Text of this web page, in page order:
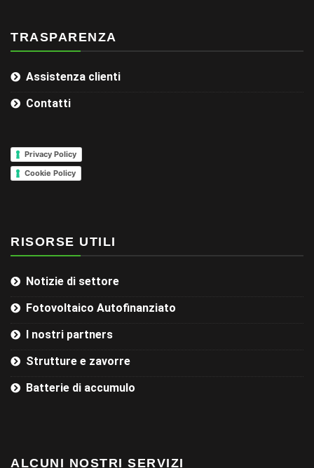
TRASPARENZA
Assistenza clienti
Contatti
Privacy Policy
Cookie Policy
RISORSE UTILI
Notizie di settore
Fotovoltaico Autofinanziato
I nostri partners
Strutture e zavorre
Batterie di accumulo
ALCUNI NOSTRI SERVIZI